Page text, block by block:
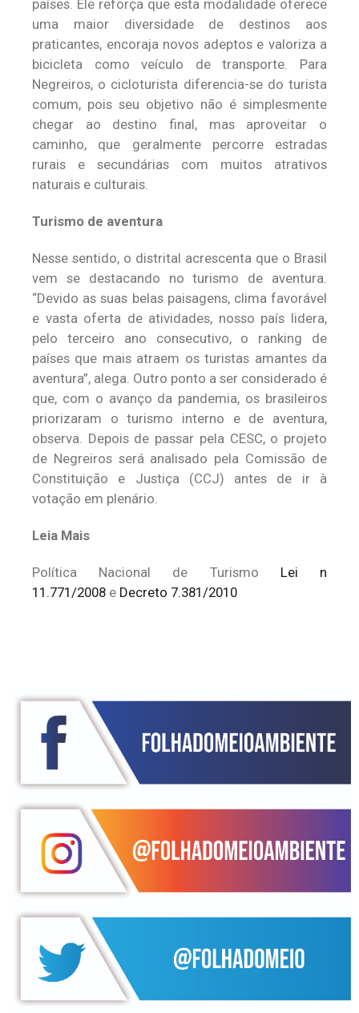
países. Ele reforça que esta modalidade oferece
uma maior diversidade de destinos aos
praticantes, encoraja novos adeptos e valoriza a
bicicleta como veículo de transporte. Para
Negreiros, o cicloturista diferencia-se do turista
comum, pois seu objetivo não é simplesmente
chegar ao destino final, mas aproveitar o
caminho, que geralmente percorre estradas
rurais e secundárias com muitos atrativos
naturais e culturais.
Turismo de aventura
Nesse sentido, o distrital acrescenta que o Brasil
vem se destacando no turismo de aventura.
“Devido as suas belas paisagens, clima favorável
e vasta oferta de atividades, nosso país lidera,
pelo terceiro ano consecutivo, o ranking de
países que mais atraem os turistas amantes da
aventura”, alega. Outro ponto a ser considerado é
que, com o avanço da pandemia, os brasileiros
priorizaram o turismo interno e de aventura,
observa. Depois de passar pela CESC, o projeto
de Negreiros será analisado pela Comissão de
Constituição e Justiça (CCJ) antes de ir à
votação em plenário.
Leia Mais
Política Nacional de Turismo Lei n
11.771/2008 e Decreto 7.381/2010